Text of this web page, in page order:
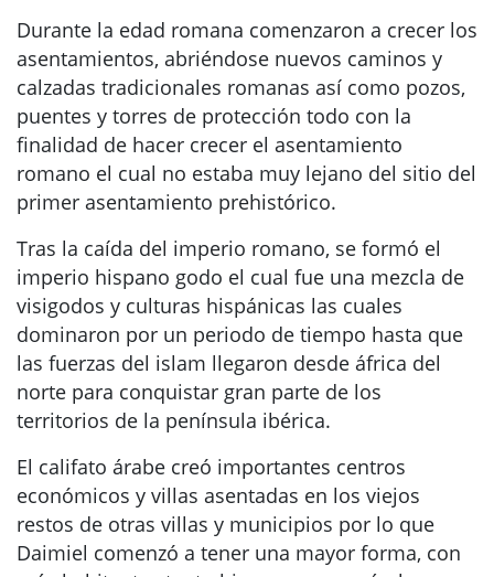
Durante la edad romana comenzaron a crecer los
asentamientos, abriéndose nuevos caminos y
calzadas tradicionales romanas así como pozos,
puentes y torres de protección todo con la
finalidad de hacer crecer el asentamiento
romano el cual no estaba muy lejano del sitio del
primer asentamiento prehistórico.
Tras la caída del imperio romano, se formó el
imperio hispano godo el cual fue una mezcla de
visigodos y culturas hispánicas las cuales
dominaron por un periodo de tiempo hasta que
las fuerzas del islam llegaron desde áfrica del
norte para conquistar gran parte de los
territorios de la península ibérica.
El califato árabe creó importantes centros
económicos y villas asentadas en los viejos
restos de otras villas y municipios por lo que
Daimiel comenzó a tener una mayor forma, con